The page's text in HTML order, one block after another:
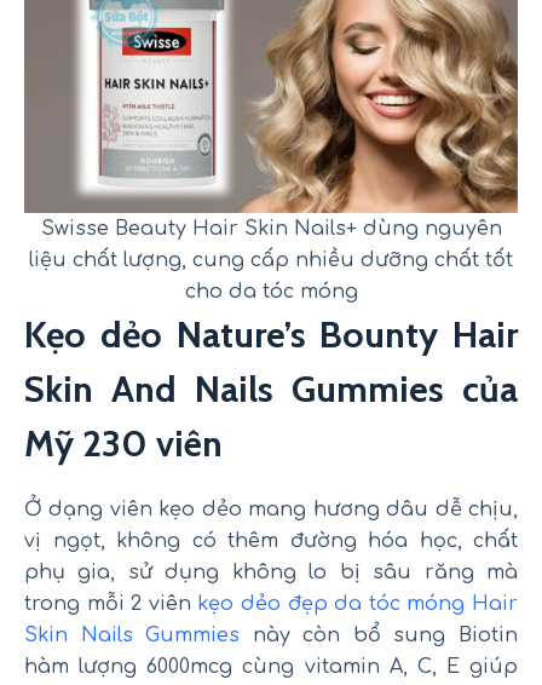
Swisse Beauty Hair Skin Nails+ dùng nguyên
liệu chất lượng, cung cấp nhiều dưỡng chất tốt
cho da tóc móng
Kẹo dẻo Nature’s Bounty Hair
Skin And Nails Gummies của
Mỹ 230 viên
Ở dạng viên kẹo dẻo mang hương dâu dễ chịu,
vị ngọt, không có thêm đường hóa học, chất
phụ gia, sử dụng không lo bị sâu răng mà
trong mỗi 2 viên kẹo dẻo đẹp da tóc móng Hair
Skin Nails Gummies này còn bổ sung Biotin
hàm lượng 6000mcg cùng vitamin A, C, E giúp